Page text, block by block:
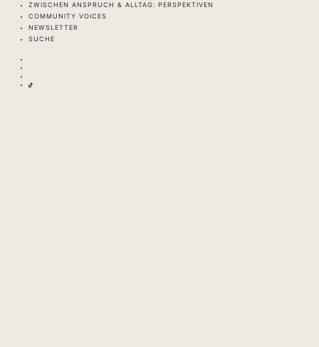
ZWISCHEN ANSPRUCH & ALLTAG: PERSPEKTIVEN
COMMUNITY VOICES
NEWSLETTER
SUCHE